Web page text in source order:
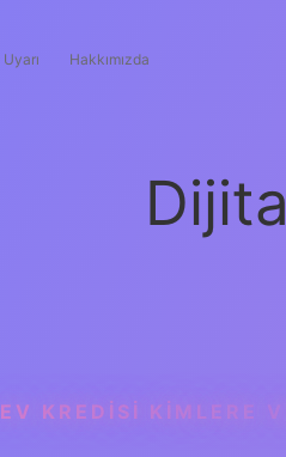
Hakkımızda
KREDISI KIMLERE